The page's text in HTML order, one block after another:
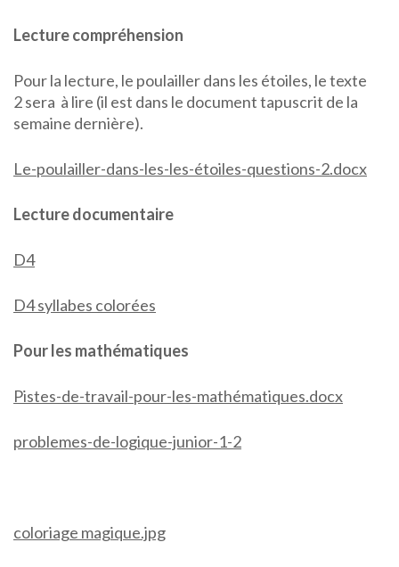
Lecture compréhension
Pour la lecture, le poulailler dans les étoiles, le texte
2 sera à lire (il est dans le document tapuscrit de la
semaine dernière).
Le-poulailler-dans-les-les-étoiles-questions-2.docx
Lecture documentaire
D4
D4 syllabes colorées
Pour les mathématiques
Pistes-de-travail-pour-les-mathématiques.docx
problemes-de-logique-junior-1-2
coloriage magique.jpg